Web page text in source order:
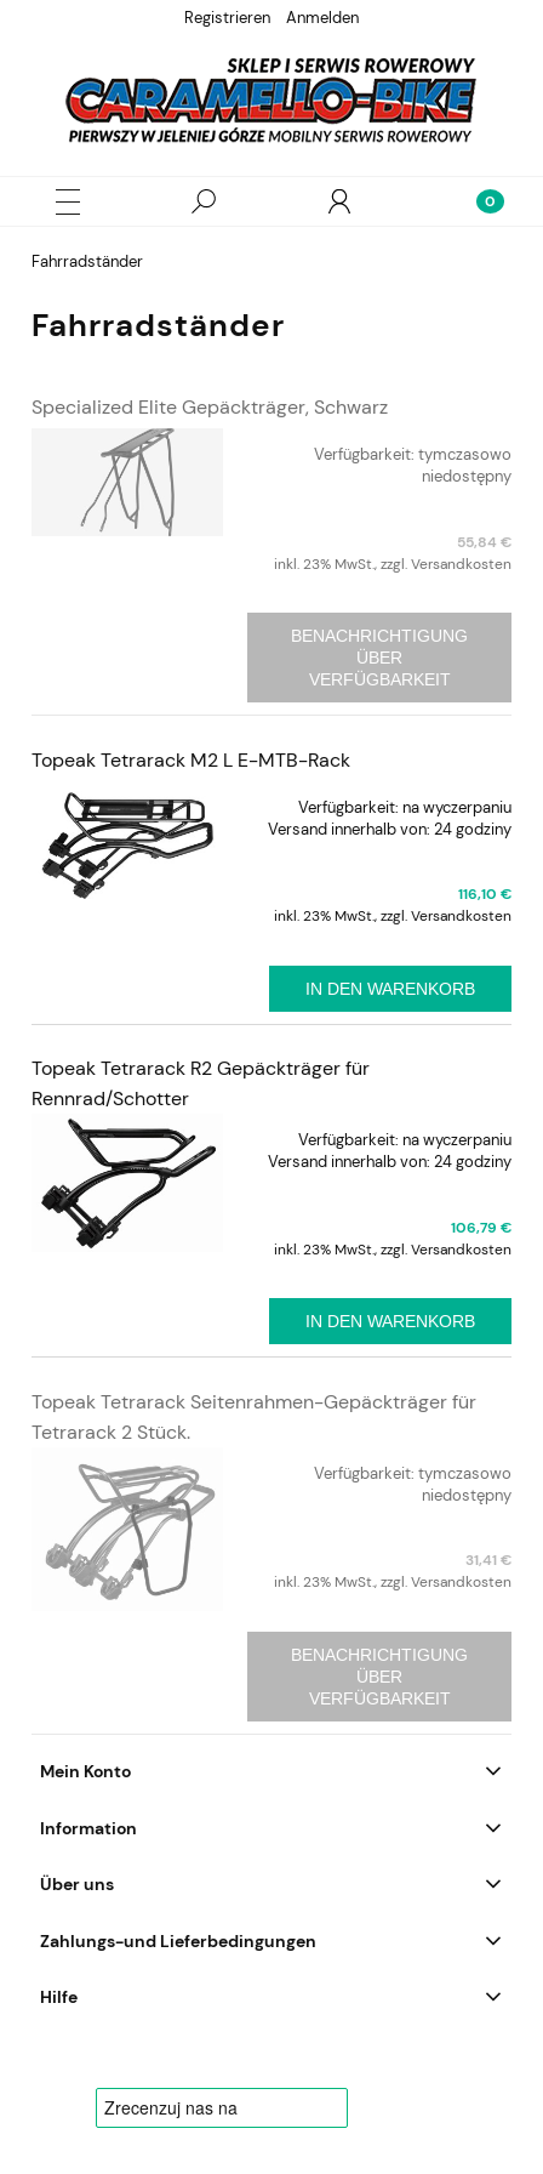
Registrieren Anmelden
Fahrradständer
Fahrradständer
Specialized Elite Gepäckträger, Schwarz
Verfügbarkeit: tymczasowo
niedostępny
55,84 €
inkl. 23% MwSt., zzgl. Versandkosten
BENACHRICHTIGUNG
ÜBER
VERFÜGBARKEIT
Topeak Tetrarack M2 L E-MTB-Rack
Verfügbarkeit: na wyczerpaniu
Versand innerhalb von: 24 godziny
116,10 €
inkl. 23% MwSt., zzgl. Versandkosten
IN DEN WARENKORB
Topeak Tetrarack R2 Gepäckträger für
Rennrad/Schotter
Verfügbarkeit: na wyczerpaniu
Versand innerhalb von: 24 godziny
106,79 €
inkl. 23% MwSt., zzgl. Versandkosten
IN DEN WARENKORB
Topeak Tetrarack Seitenrahmen-Gepäckträger für
Tetrarack 2 Stück.
Verfügbarkeit: tymczasowo
niedostępny
31,41 €
inkl. 23% MwSt., zzgl. Versandkosten
BENACHRICHTIGUNG
ÜBER
VERFÜGBARKEIT
Mein Konto
Information
Über uns
Zahlungs-und Lieferbedingungen
Hilfe